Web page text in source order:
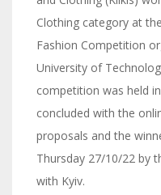
Clothing category at
Fashion Competition
University of
competition was held
concluded with the
proposals and the
Thursday 27/10/22 by
with Kyiv.